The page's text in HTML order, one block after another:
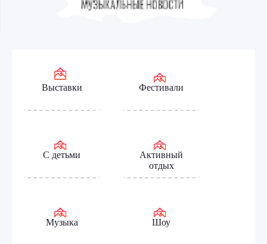
Выставки Фестивали
С детьми
Активный
отдых
Музыка Шоу